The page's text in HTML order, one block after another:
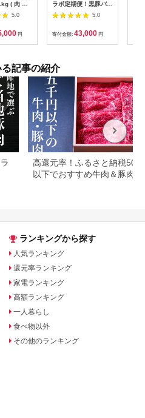
( 肉 豚
物 総菜
理 )【136-
5.0
円
ラボ定期便！黒豚バラ
エティー定期便 (全3
回) 定期便 コラボ定期
便 黒豚 豚 ぶた ロー
ス バラ スライス 生餃
子 冷凍食品 おつまみ
キョーミート株式会
社・工房ゆう】
5.0
寄付金額: 43,000 円
記事の紹介
高還元率！ふるさと納税
以下でおすすめ牛肉＆豚肉ラ
ランキングから探す
人気ランキング
還元率ランキング
家電ランキング
高額ランキング
一人暮らし
食べ物以外
その他のランキング